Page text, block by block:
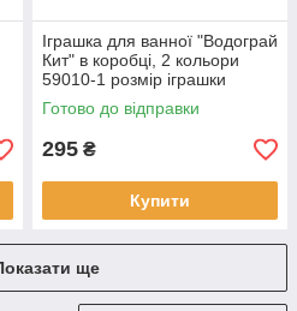
Іграшка для ванної "Водограй
Кит" в коробці, 2 кольори
59010-1 розмір іграшки
13,5*11,5*11,5см
Готово до відправки
295 ₴
Купити
ще